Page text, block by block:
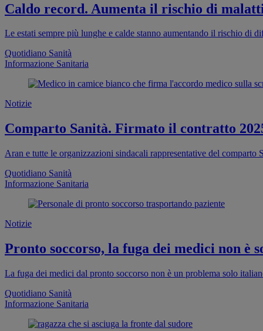
Caldo record. Aumenta il rischio di
Le estati sempre più lunghe e calde stanno aumentando il rischio
Quotidiano Sanità
Informazione Sanitaria
Notizie
Comparto Sanità. Firmato il contratto
Aran e tutte le organizzazioni sindacali rappresentative del
Quotidiano Sanità
Informazione Sanitaria
Notizie
Pronto soccorso, la fuga dei medici non è
La fuga dei medici dal pronto soccorso non è un problema solo
Quotidiano Sanità
Informazione Sanitaria